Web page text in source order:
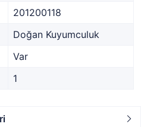
201200118
Doğan Kuyumculuk
Var
1